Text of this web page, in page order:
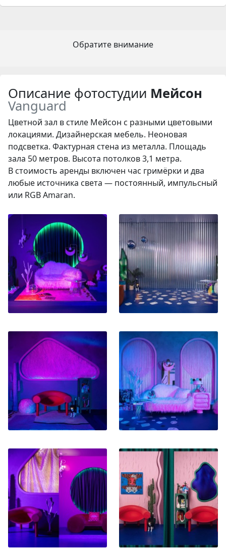
Обратите внимание
Описание фотостудии Мейсон
Vanguard
Цветной зал в стиле Мейсон с разными цветовыми
локациями. Дизайнерская мебель. Неоновая
подсветка. Фактурная стена из металла. Площадь
зала 50 метров. Высота потолков 3,1 метра.
В стоимость аренды включен час гримёрки и два
любые источника света — постоянный, импульсный
или RGB Amaran.